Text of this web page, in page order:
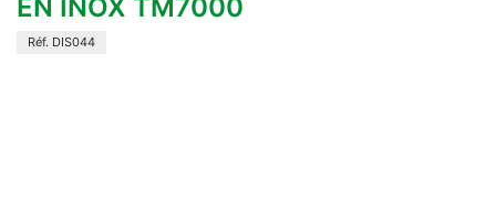
EN INOX TM7000
Réf. DIS044